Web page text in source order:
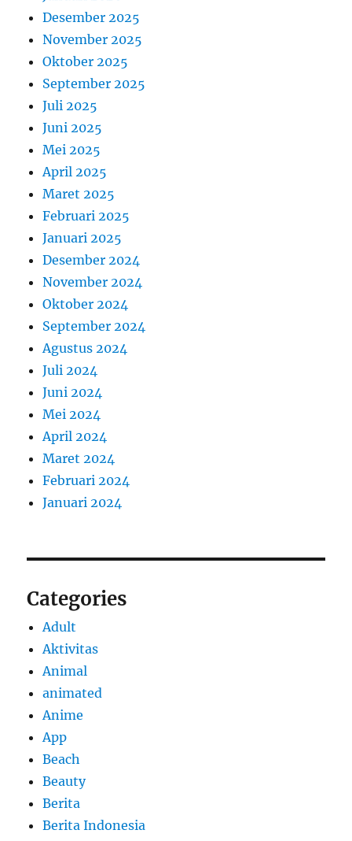
Desember 2025
November 2025
Oktober 2025
September 2025
Juli 2025
Juni 2025
Mei 2025
April 2025
Maret 2025
Februari 2025
Januari 2025
Desember 2024
November 2024
Oktober 2024
September 2024
Agustus 2024
Juli 2024
Juni 2024
Mei 2024
April 2024
Maret 2024
Februari 2024
Januari 2024
Categories
Adult
Aktivitas
Animal
animated
Anime
App
Beach
Beauty
Berita
Berita Indonesia